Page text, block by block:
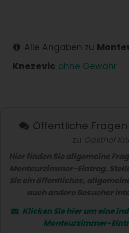
Alle Angaben zu
Knezevic ohne Gewähr
Öffentliche
zu Gasthof
Hier finden Sie allgemeine
Monteurzimmer-Eintrag.
Sie ein öffentliches,
auch andere Besucher
Klicken Sie hier um eine
Monteurzimmer-